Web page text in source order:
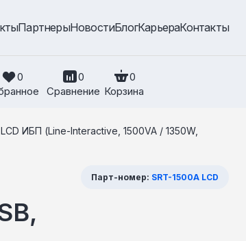
ПартнерыНовостиБлогКарьераКонтакты
0
0
Сравнение
0
Корзина
ИБП (Line-Interactive, 1500VA / 1350W,
Парт-номер: SRT-1500A LCD